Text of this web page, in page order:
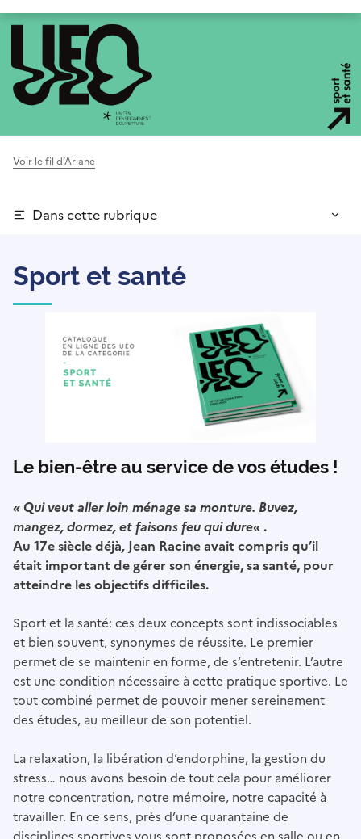
Voir le fil d’Ariane
Dans cette rubrique
Sport et santé
Le bien-être au service de vos études !
« Qui veut aller loin ménage sa monture. Buvez,
mangez, dormez, et faisons feu qui dure« .
Au 17e siècle déjà, Jean Racine avait compris qu’il
était important de gérer son énergie, sa santé, pour
atteindre les objectifs difficiles.
Sport et la santé: ces deux concepts sont indissociables
et bien souvent, synonymes de réussite. Le premier
permet de se maintenir en forme, de s’entretenir. L’autre
est une condition nécessaire à cette pratique sportive. Le
tout combiné permet de pouvoir mener sereinement
des études, au meilleur de son potentiel.
La relaxation, la libération d’endorphine, la gestion du
stress… nous avons besoin de tout cela pour améliorer
notre concentration, notre mémoire, notre capacité à
travailler. En ce sens, près d’une quarantaine de